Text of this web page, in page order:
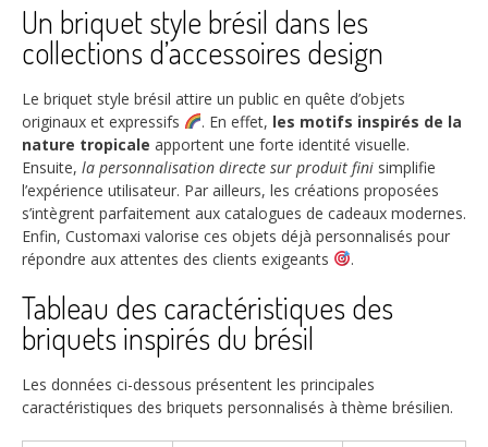
Un briquet style brésil dans les
collections d’accessoires design
Le briquet style brésil attire un public en quête d’objets
originaux et expressifs
. En effet, les motifs inspirés de la
nature tropicale apportent une forte identité visuelle.
Ensuite, la personnalisation directe sur produit fini simplifie
l’expérience utilisateur. Par ailleurs, les créations proposées
s’intègrent parfaitement aux catalogues de cadeaux modernes.
Enfin, Customaxi valorise ces objets déjà personnalisés pour
répondre aux attentes des clients exigeants
.
Tableau des caractéristiques des
briquets inspirés du brésil
Les données ci-dessous présentent les principales
caractéristiques des briquets personnalisés à thème brésilien.